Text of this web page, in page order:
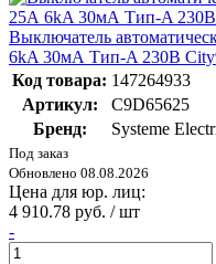
Выключатель
6kA 30мА Тип-A 230В
Код товара: 147264933
Артикул:
C9D65625
Бренд:
Systeme
Под заказ
Обновлено 08.08.2026
Цена для юр. лиц:
4 910.78 руб. / шт
-